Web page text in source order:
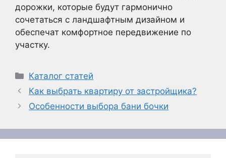
дорожки, которые будут гармонично
сочетаться с ландшафтным дизайном и
обеспечат комфортное передвижение по
участку.
Рубрики
Каталог статей
Как выбрать квартиру от застройщика?
Особенности выбора бани бочки